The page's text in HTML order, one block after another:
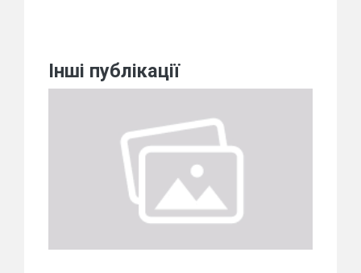
Інші публікації